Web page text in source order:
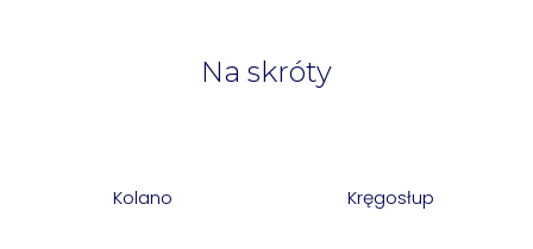
Na skróty
Kolano Kręgosłup